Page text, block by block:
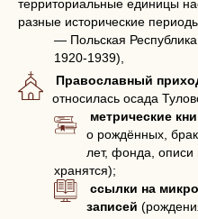
территориальные единицы
разные исторические
— Польская
1920-1939),
Православный
относилась осада
метрические
о рождённых,
лет, фонда, описи
хранятся);
ссылки на
записей